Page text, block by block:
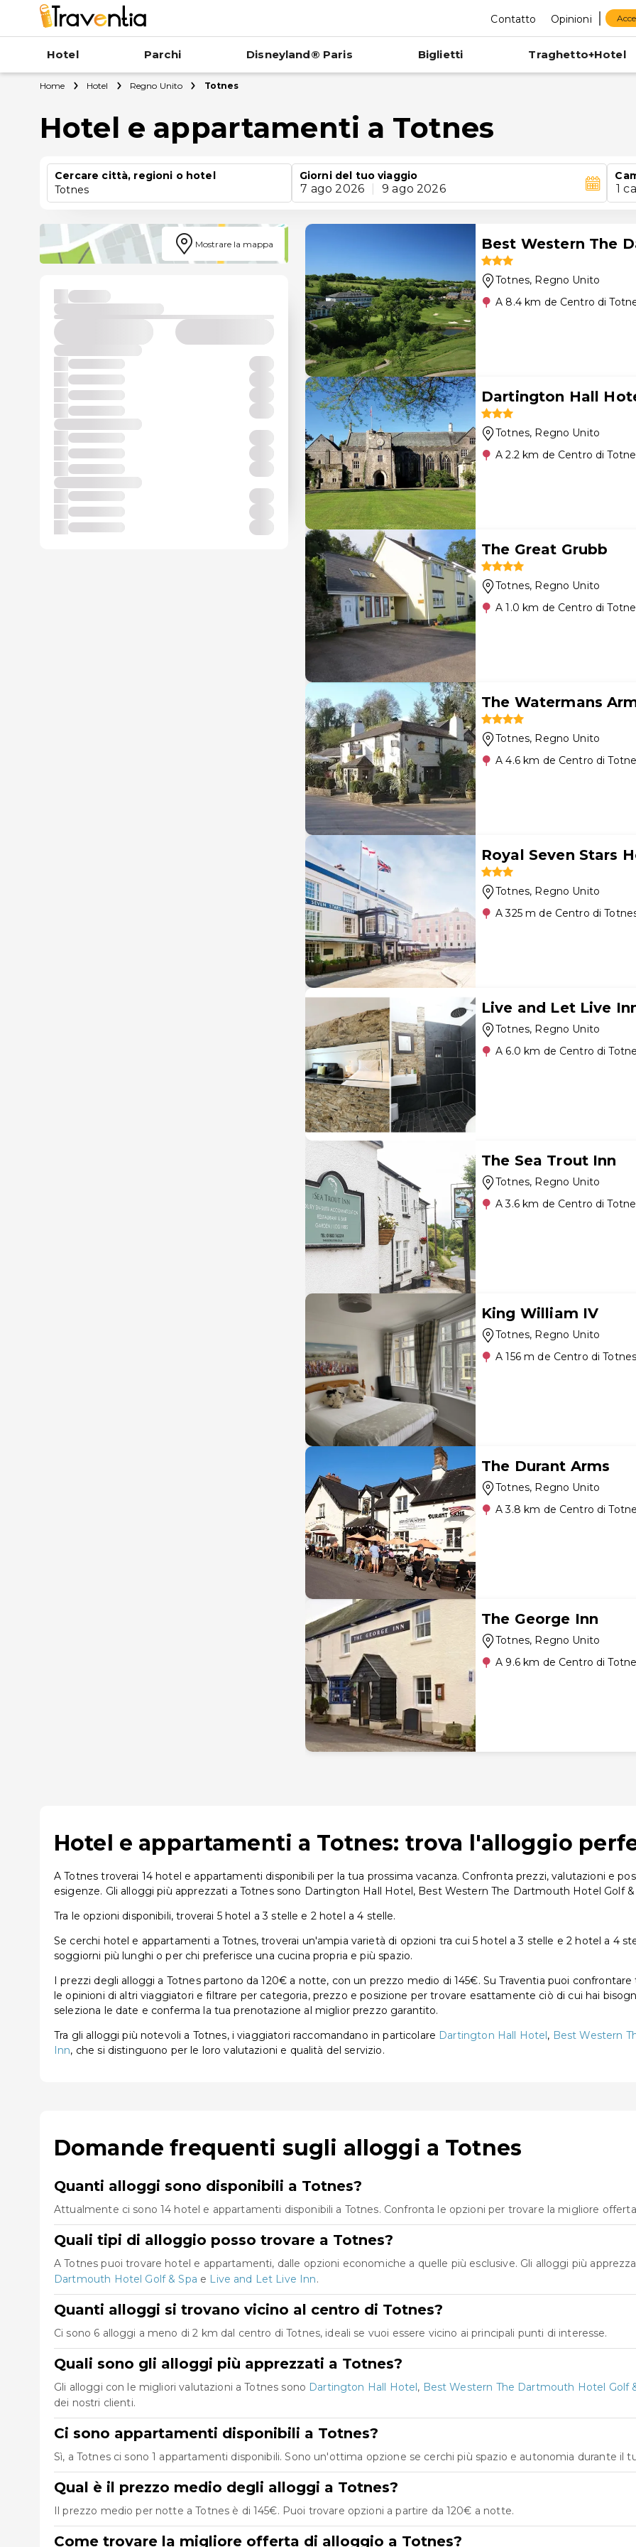
Contatto Opinioni
Hotel Parchi Disneyland® Paris Biglietti Traghetto+Hotel
Home Hotel Regno Unito Totnes
Hotel e appartamenti a Totnes
Cercare città, regioni o hotel
Totnes
Giorni del tuo viaggio
7 ago 2026 9 ago 2026 1
Mostrare la mappa Best Western The
Totnes, Regno Unito
A 8.4 km de Centro di
Dartington Hall
Totnes, Regno Unito
A 2.2 km de Centro di
The Great Grubb
Totnes, Regno Unito
A 1.0 km de Centro di
The Watermans
Totnes, Regno Unito
A 4.6 km de Centro di
Royal Seven Stars
Totnes, Regno Unito
A 325 m de Centro di
Live and Let Live
Totnes, Regno Unito
A 6.0 km de Centro di
The Sea Trout Inn
Totnes, Regno Unito
A 3.6 km de Centro di
King William IV
Totnes, Regno Unito
A 156 m de Centro di
The Durant Arms
Totnes, Regno Unito
A 3.8 km de Centro di
The George Inn
Totnes, Regno Unito
A 9.6 km de Centro di
Hotel e appartamenti a Totnes: trova l'alloggio
A Totnes troverai 14 hotel e appartamenti disponibili per la tua prossima vacanza. Confronta prezzi, valutazioni e
esigenze. Gli alloggi più apprezzati a Totnes sono Dartington Hall Hotel, Best Western The Dartmouth Hotel Golf
Tra le opzioni disponibili, troverai 5 hotel a 3 stelle e 2 hotel a 4 stelle.
Se cerchi hotel e appartamenti a Totnes, troverai un'ampia varietà di opzioni tra cui 5 hotel a 3 stelle e 2 hotel a 4
soggiorni più lunghi o per chi preferisce una cucina propria e più spazio.
I prezzi degli alloggi a Totnes partono da 120€ a notte, con un prezzo medio di 145€. Su Traventia puoi
le opinioni di altri viaggiatori e filtrare per categoria, prezzo e posizione per trovare esattamente ciò di cui hai
seleziona le date e conferma la tua prenotazione al miglior prezzo garantito.
Tra gli alloggi più notevoli a Totnes, i viaggiatori raccomandano in particolare Dartington Hall Hotel, Best Western
Inn, che si distinguono per le loro valutazioni e qualità del servizio.
Domande frequenti sugli alloggi a Totnes
Quanti alloggi sono disponibili a Totnes?
Attualmente ci sono 14 hotel e appartamenti disponibili a Totnes. Confronta le opzioni per trovare la migliore
Quali tipi di alloggio posso trovare a Totnes?
A Totnes puoi trovare hotel e appartamenti, dalle opzioni economiche a quelle più esclusive. Gli alloggi più
Dartmouth Hotel Golf & Spa e Live and Let Live Inn.
Quanti alloggi si trovano vicino al centro di Totnes?
Ci sono 6 alloggi a meno di 2 km dal centro di Totnes, ideali se vuoi essere vicino ai principali punti di interesse.
Quali sono gli alloggi più apprezzati a Totnes?
Gli alloggi con le migliori valutazioni a Totnes sono Dartington Hall Hotel, Best Western The Dartmouth Hotel Golf
dei nostri clienti.
Ci sono appartamenti disponibili a Totnes?
Sì, a Totnes ci sono 1 appartamenti disponibili. Sono un'ottima opzione se cerchi più spazio e autonomia durante il
Qual è il prezzo medio degli alloggi a Totnes?
Il prezzo medio per notte a Totnes è di 145€. Puoi trovare opzioni a partire da 120€ a notte.
Come trovare la migliore offerta di alloggio a Totnes?